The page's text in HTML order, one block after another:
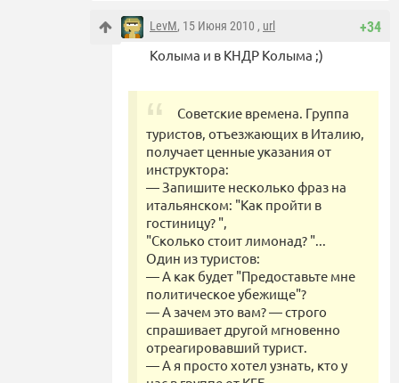
+34
LevM, 15 Июня 2010 , url
Колыма и в КНДР Колыма ;)
Советские времена. Группа
туристов, отъезжающих в Италию,
получает ценные указания от
инструктора:
— Запишите несколько фраз на
итальянском: "Как пройти в
гостиницу? ",
"Сколько стоит лимонад? "...
Один из туристов:
— А как будет "Предоставьте мне
политическое убежище"?
— А зачем это вам? — строго
спрашивает другой мгновенно
отреагировавший турист.
— А я просто хотел узнать, кто у